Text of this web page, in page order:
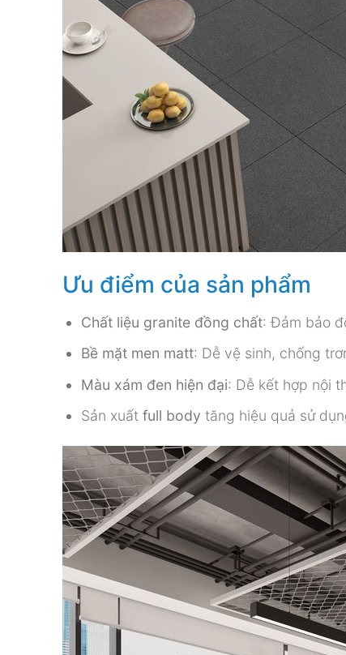
Ưu điểm của sản phẩm
Chất liệu granite đồng chất: Đảm bảo
Bề mặt men matt: Dễ vệ sinh, chống
Màu xám đen hiện đại: Dễ kết hợp nội
Sản xuất full body tăng hiệu quả sử